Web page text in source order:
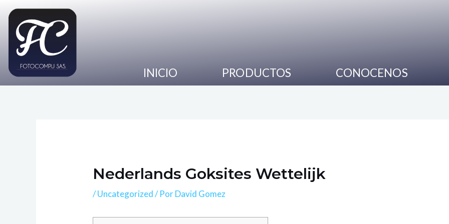
contenido
INICIO PRODUCTOS CONOCENOS
Nederlands Goksites Wettelijk
/Uncategorized/ PorDavid Gomez
Navegación
de
entradas